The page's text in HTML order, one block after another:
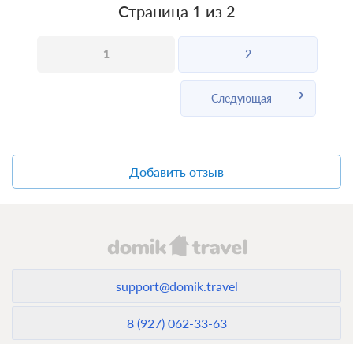
Страница 1 из 2
1 2
Следующая
Добавить отзыв
support@domik.travel
8 (927) 062-33-63